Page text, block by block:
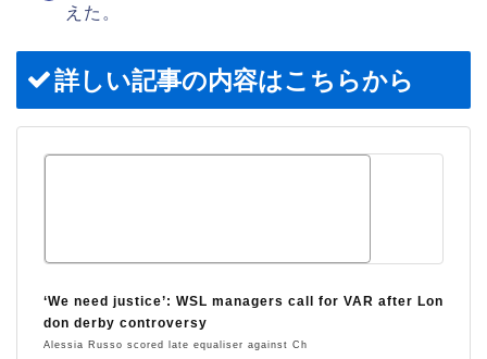
えた。
詳しい記事の内容はこちらから
‘We need justice’: WSL managers call for VAR after Lon
don derby controversy
Alessia Russo scored late equaliser against Ch